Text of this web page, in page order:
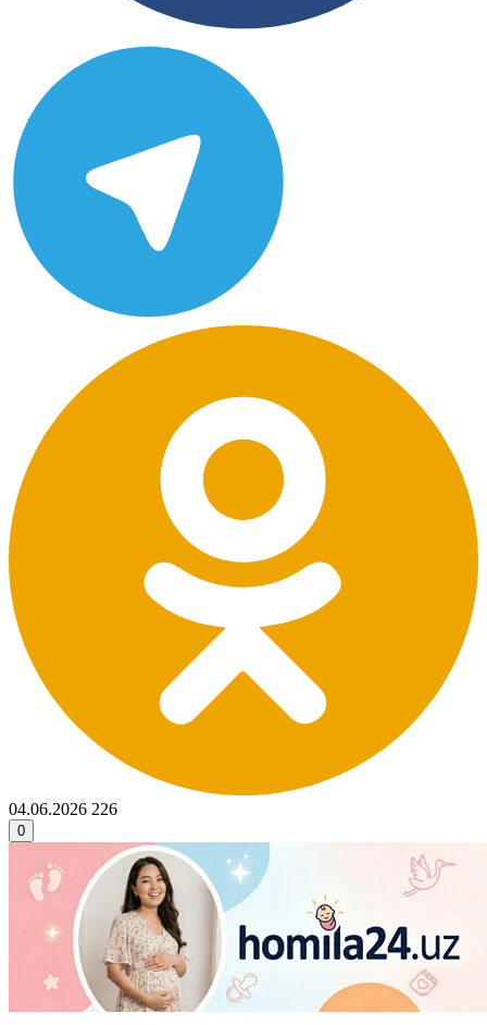
04.06.2026 226
0